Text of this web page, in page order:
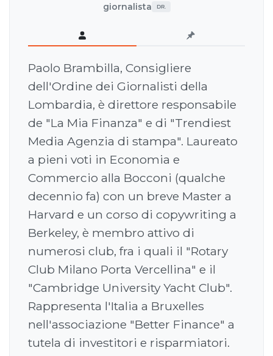
giornalista DR.
Paolo Brambilla, Consigliere
dell'Ordine dei Giornalisti della
Lombardia, è direttore responsabile
de "La Mia Finanza" e di "Trendiest
Media Agenzia di stampa". Laureato
a pieni voti in Economia e
Commercio alla Bocconi (qualche
decennio fa) con un breve Master a
Harvard e un corso di copywriting a
Berkeley, è membro attivo di
numerosi club, fra i quali il "Rotary
Club Milano Porta Vercellina" e il
"Cambridge University Yacht Club".
Rappresenta l'Italia a Bruxelles
nell'associazione "Better Finance" a
tutela di investitori e risparmiatori.